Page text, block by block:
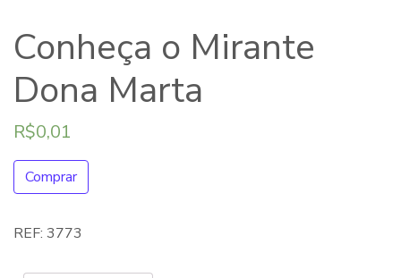
Conheça o Mirante
Dona Marta
R$0,01
Comprar
REF: 3773